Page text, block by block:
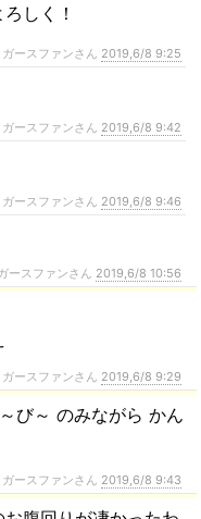
しく！
ースファンさん 2019,6/8 9:25
ースファンさん 2019,6/8 9:42
ースファンさん 2019,6/8 9:46
ースファンさん 2019,6/8 10:56
ースファンさん 2019,6/8 9:29
び～ のみながら かん
ースファンさん 2019,6/8 9:43